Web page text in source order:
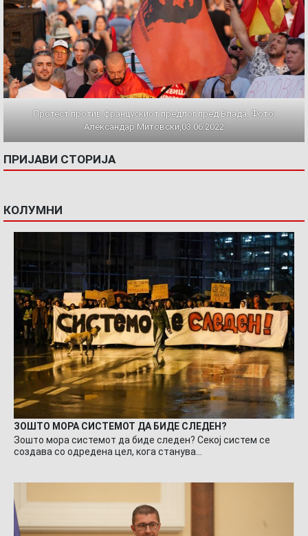
Протест против францускиот предлог пред Влада. Фото:
Александар Митовски,03.06.2022
ПРИЈАВИ СТОРИЈА
КОЛУМНИ
ЗОШТО МОРА СИСТЕМОТ ДА БИДЕ СЛЕДЕН?
Зошто мора системот да биде следен? Секој систем се
создава со одредена цел, кога станува…